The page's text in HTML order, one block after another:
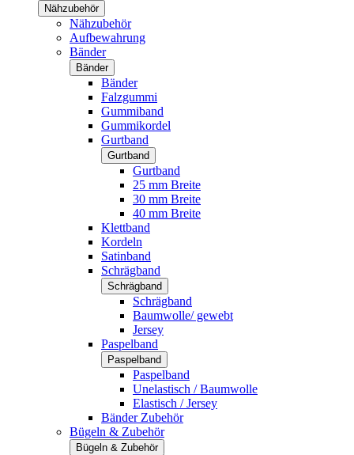
Nähzubehör
Nähzubehör
Aufbewahrung
Bänder
Bänder
Bänder
Falzgummi
Gummiband
Gummikordel
Gurtband
Gurtband
Gurtband
25 mm Breite
30 mm Breite
40 mm Breite
Klettband
Kordeln
Satinband
Schrägband
Schrägband
Schrägband
Baumwolle/ gewebt
Jersey
Paspelband
Paspelband
Paspelband
Unelastisch / Baumwolle
Elastisch / Jersey
Bänder Zubehör
Bügeln & Zubehör
Bügeln & Zubehör